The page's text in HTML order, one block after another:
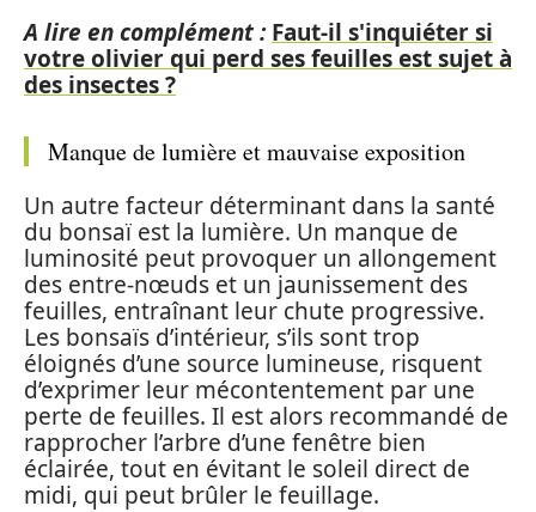
A lire en complément : Faut-il s'inquiéter si
votre olivier qui perd ses feuilles est sujet à
des insectes ?
Manque de lumière et mauvaise exposition
Un autre facteur déterminant dans la santé
du bonsaï est la lumière. Un manque de
luminosité peut provoquer un allongement
des entre-nœuds et un jaunissement des
feuilles, entraînant leur chute progressive.
Les bonsaïs d’intérieur, s’ils sont trop
éloignés d’une source lumineuse, risquent
d’exprimer leur mécontentement par une
perte de feuilles. Il est alors recommandé de
rapprocher l’arbre d’une fenêtre bien
éclairée, tout en évitant le soleil direct de
midi, qui peut brûler le feuillage.